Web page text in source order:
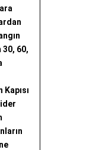
30, 60,